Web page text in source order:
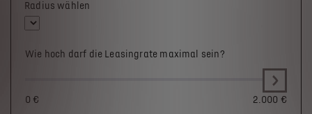
Radius wählen
Wie hoch darf die Leasingrate maximal sein?
0 € 2.000 €